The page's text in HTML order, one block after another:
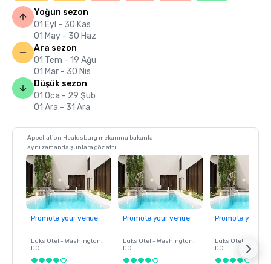
Yoğun sezon
01 Eyl - 30 Kas
01 May - 30 Haz
Ara sezon
01 Tem - 19 Ağu
01 Mar - 30 Nis
Düşük sezon
01 Oca - 29 Şub
01 Ara - 31 Ara
Appellation Healdsburg mekanına bakanlar
aynı zamanda şunlara göz attı
Promote your venue
Lüks Otel - Washington,
DC
Promote your venue
Lüks Otel - Washington,
DC
Promote your
Lüks Otel -
DC